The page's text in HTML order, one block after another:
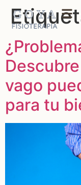
vago
para tu